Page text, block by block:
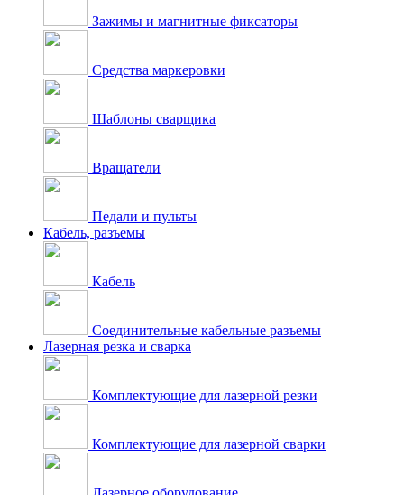
Зажимы и магнитные фиксаторы
Средства маркеровки
Шаблоны сварщика
Вращатели
Педали и пульты
Кабель, разъемы
Кабель
Соединительные кабельные разъемы
Лазерная резка и сварка
Комплектующие для лазерной резки
Комплектующие для лазерной сварки